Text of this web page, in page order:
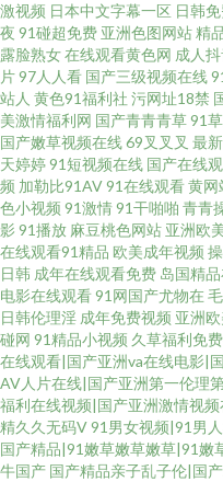
激视频 日本中文字幕一区 日韩
夜 91碰超免费 亚洲色图网站精
露脸熟女在线观看黄色网 成人
片97人人看 国产三级视频在线
站人 黄色91福利社 污网址18禁
美激情福利网 国产青青青草91
国产嫩草视频在线69叉叉叉 最
天婷婷91短视频在线 国产在线
频 加勒比91AV91在线观看黄网
色小视频 91激情91干啪啪 青青
影 91播放 麻豆桃色网站 亚洲欧
在线观看91精品 欧美成年视频
日韩 成年在线观看免费 岛国精
电影在线观看91网国产尤物在
日韩伦理淫 成年免费视频 亚洲
碰网 91精品小视频 久草福利免
在线观看|国产亚洲va在线电影|
AV人片在线|国产亚洲第一伦理
福利在线视频|国产亚洲激情视
精久久无码V91男女视频|91男
国产精品|91嫩草嫩草嫩草|91
牛国产 国产精品亲子乱子伦|国